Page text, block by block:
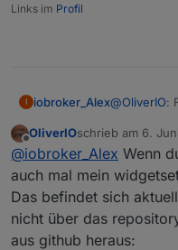
Links im Profil
iobroker_Alex@OliverIO:
Da du nach
Ich bin
gerne eine
Beispiel:
vorherige
Feature
Dann
Sayit-
kann man
kopieren.
werden
Ich denke
einer
Vielleicht
Offline
OliverIOschrieb am 6.
zuletzt editiert von
@iobroker_Alex Wenn
auch mal mein
Das befindet sich
nicht über das
aus github heraus: